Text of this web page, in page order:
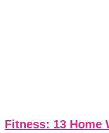
Fitness: 13 Home